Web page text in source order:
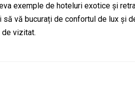
exemple de hoteluri exotice și
vă bucurați de confortul de lux și
vizitat.